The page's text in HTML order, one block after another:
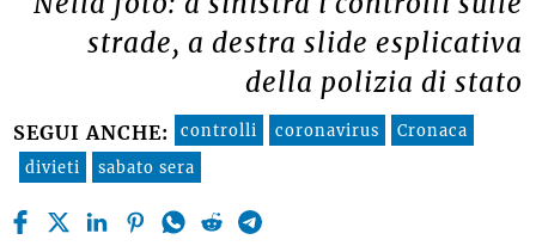
strade, a destra slide esplicativa
della polizia di stato
SEGUI ANCHE: controlli coronavirus
Cronaca
divieti
sabato sera